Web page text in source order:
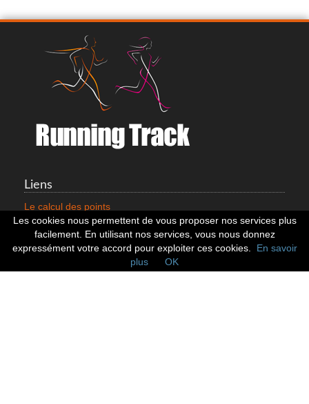
Liens
Le calcul des points
Mentions légales
Nous contacter
Cookies
Statistiques
Les cookies nous permettent de vous proposer nos services plus
facilement. En utilisant nos services, vous nous donnez
expressément votre accord pour exploiter ces cookies.
En savoir
plus
OK